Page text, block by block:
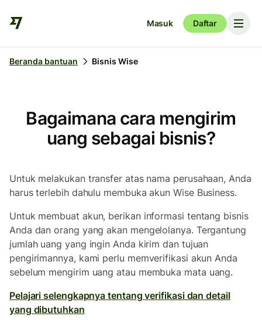
Masuk Daftar
Beranda bantuan Bisnis Wise
Bagaimana cara mengirim
uang sebagai bisnis?
Untuk melakukan transfer atas nama perusahaan, Anda
harus terlebih dahulu membuka akun Wise Business.
Untuk membuat akun, berikan informasi tentang bisnis
Anda dan orang yang akan mengelolanya. Tergantung
jumlah uang yang ingin Anda kirim dan tujuan
pengirimannya, kami perlu memverifikasi akun Anda
sebelum mengirim uang atau membuka mata uang.
Pelajari selengkapnya tentang verifikasi dan detail
yang dibutuhkan